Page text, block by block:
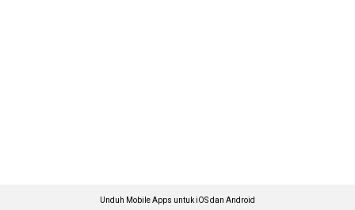
Unduh Mobile Apps untuk iOS dan Android